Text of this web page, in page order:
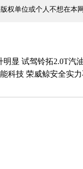
权单位或个人不想在本
明显 试驾铃拓2.0T汽
科技 荣威鲸安全实